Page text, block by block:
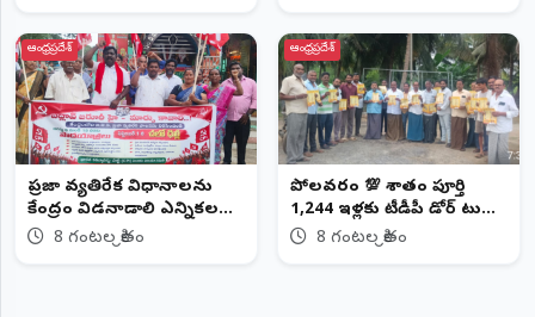
ఆంధ్రప్రదేశ్
ప్రజా వ్యతిరేక విధానాలను
కేంద్రం విడనాడాలి ఎన్నికల
హామీలను అమలు చేయాలని
8 గంటల క్రితం
ఆంధ్రప్రదేశ్
పోలవరంలో 💯 శాతం పూర్తి
1,244 ఇళ్లకు టీడీపీ డోర్‌ టు
డోర్‌ మరిడి వెంకటేశ్వర రావు8 గంటల క్రితం